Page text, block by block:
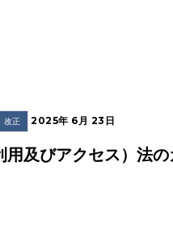
改正 2025年 6月 23日
及びアクセス）法